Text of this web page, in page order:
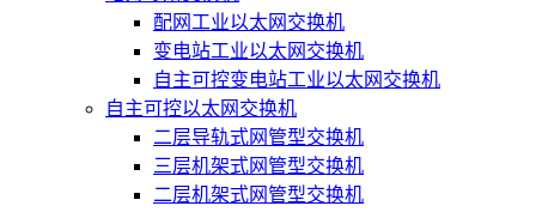
配网工业以太网交换机
变电站工业以太网交换机
自主可控变电站工业以太网交换机
自主可控以太网交换机
二层导轨式网管型交换机
三层机架式网管型交换机
二层机架式网管型交换机